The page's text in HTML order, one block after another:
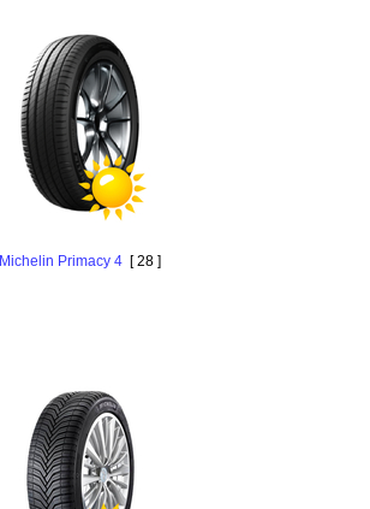
Michelin Primacy 4[ 28 ]